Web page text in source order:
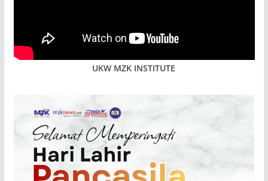
UKW MZK INSTITUTE